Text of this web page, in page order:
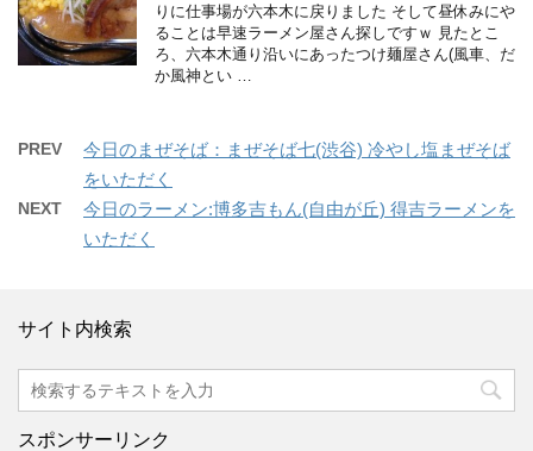
りに仕事場が六本木に戻りました そして昼休みにや
ることは早速ラーメン屋さん探しですｗ 見たとこ
ろ、六本木通り沿いにあったつけ麺屋さん(風車、だ
か風神とい …
PREV
今日のまぜそば：まぜそば七(渋谷) 冷やし塩まぜそば
をいただく
NEXT
今日のラーメン:博多吉もん(自由が丘) 得吉ラーメンを
いただく
サイト内検索
スポンサーリンク